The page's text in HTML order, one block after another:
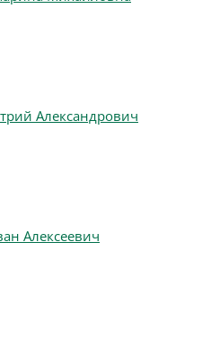
Александрович
Алексеевич